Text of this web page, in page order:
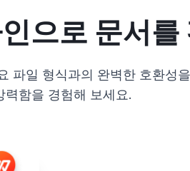
으로 문서를
파일 형식과의 완벽한 호환성
력함을 경험해 보세요.